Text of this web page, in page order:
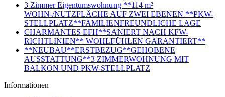
3 Zimmer Eigentumswohnung **114 m²
WOHN-/NUTZFLÄCHE AUF ZWEI EBENEN **PKW-
STELLPLATZ**FAMILIENFREUNDLICHE LAGE
CHARMANTES EFH**SANIERT NACH KFW-
RICHTLINIEN** WOHLFÜHLEN GARANTIERT**
**NEUBAU**ERSTBEZUG**GEHOBENE
AUSSTATTUNG**3 ZIMMERWOHNUNG MIT
BALKON UND PKW-STELLPLATZ
Informationen